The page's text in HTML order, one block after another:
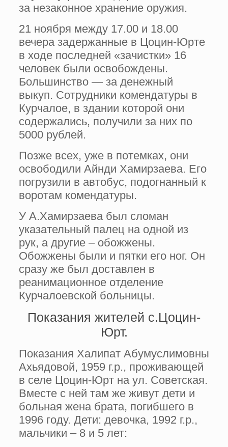
за незаконное хранение оружия.
21 ноября между 17.00 и 18.00
вечера задержанные в Цоцин-Юрте
в ходе последней «зачистки» 16
человек были освобождены.
Большинство — за денежный
выкуп. Сотрудники комендатуры в
Курчалое, в здании которой они
содержались, получили за них по
5000 рублей.
Позже всех, уже в потемках, они
освободили Айнди Хамирзаева. Его
погрузили в автобус, подогнанный к
воротам комендатуры.
У А.Хамирзаева был сломан
указательный палец на одной из
рук, а другие – обожжены.
Обожжены были и пятки его ног. Он
сразу же был доставлен в
реанимационное отделение
Курчалоевской больницы.
Показания жителей с.Цоцин-
Юрт.
Показания Халипат Абумуслимовны
Ахьядовой, 1959 г.р., проживающей
в селе Цоцин-Юрт на ул. Советская.
Вместе с ней там же живут дети и
больная жена брата, погибшего в
1996 году. Дети: девочка, 1992 г.р.,
мальчики – 8 и 5 лет: